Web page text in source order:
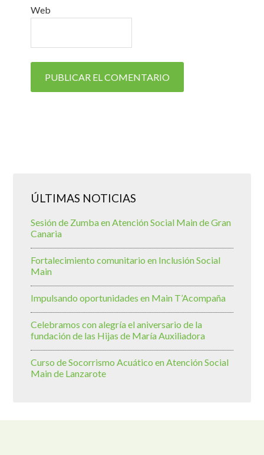
Web
ÚLTIMAS NOTICIAS
Sesión de Zumba en Atención Social Main de Gran
Canaria
Fortalecimiento comunitario en Inclusión Social
Main
Impulsando oportunidades en Main T’Acompaña
Celebramos con alegría el aniversario de la
fundación de las Hijas de María Auxiliadora
Curso de Socorrismo Acuático en Atención Social
Main de Lanzarote